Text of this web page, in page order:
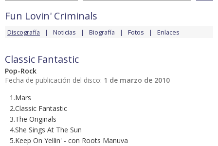
Fun Lovin' Criminals
Discografía Noticias Biografía Fotos Enlaces
Classic Fantastic
Pop-Rock
Fecha de publicación del disco: 1 de marzo de 2010
1.Mars
2.Classic Fantastic
3.The Originals
4.She Sings At The Sun
5.Keep On Yellin' - con Roots Manuva